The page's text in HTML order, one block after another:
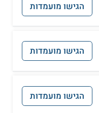
הגישו מועמדות
הגישו מועמדות
הגישו מועמדות